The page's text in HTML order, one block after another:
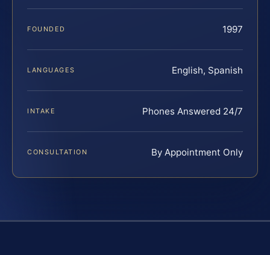
FOUNDED 1997
LANGUAGES English, Spanish
INTAKE Phones Answered 24/7
CONSULTATION By Appointment Only